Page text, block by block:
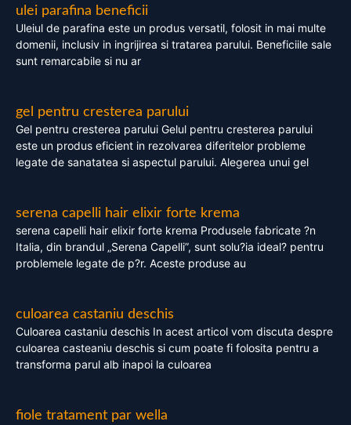
ulei parafina beneficii
Uleiul de parafina este un produs versatil, folosit in mai multe
domenii, inclusiv in ingrijirea si tratarea parului. Beneficiile sale
sunt remarcabile si nu ar
gel pentru cresterea parului
Gel pentru cresterea parului Gelul pentru cresterea parului
este un produs eficient in rezolvarea diferitelor probleme
legate de sanatatea si aspectul parului. Alegerea unui gel
serena capelli hair elixir forte krema
serena capelli hair elixir forte krema Produsele fabricate ?n
Italia, din brandul „Serena Capelli”, sunt solu?ia ideal? pentru
problemele legate de p?r. Aceste produse au
culoarea castaniu deschis
Culoarea castaniu deschis In acest articol vom discuta despre
culoarea casteaniu deschis si cum poate fi folosita pentru a
transforma parul alb inapoi la culoarea
fiole tratament par wella